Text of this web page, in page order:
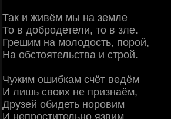
Так и живём мы на земле
То в добродетели, то в зле.
Грешим на молодость, порой,
На обстоятельства и строй.
Чужим ошибкам счёт ведём
И лишь своих не признаём,
Друзей обидеть норовим